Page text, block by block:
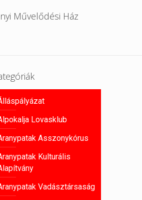
Művelődési Ház
Lovasklub
Asszonykórus
Kulturális
Vadásztársaság